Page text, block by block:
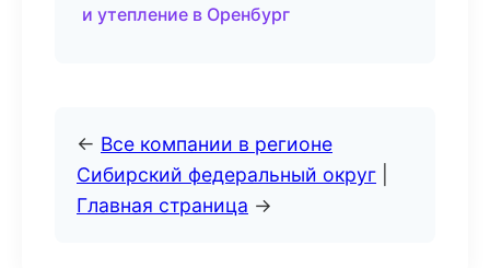
и утепление в Оренбург
← Все компании в регионе
Сибирский федеральный округ
Главная страница →